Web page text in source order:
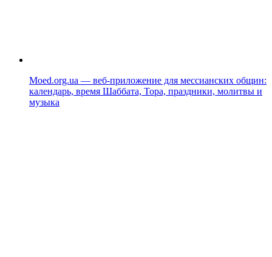
Moed.org.ua — веб-приложение для мессианских общин:
календарь, время Шаббата, Тора, праздники, молитвы и
музыка